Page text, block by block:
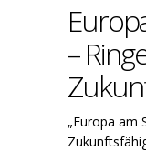
–
„Europa am